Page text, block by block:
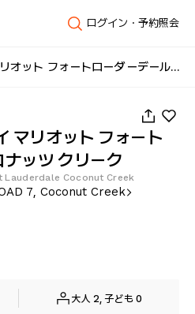
ログイン・予約照会
レジデンス イン バイ マリオット フォートローダーデール ココナッツ クリーク
マリオット フォート
ッツ クリーク
Lauderdale Coconut Creek
7, Coconut Creek
大人 2, 子ども 0